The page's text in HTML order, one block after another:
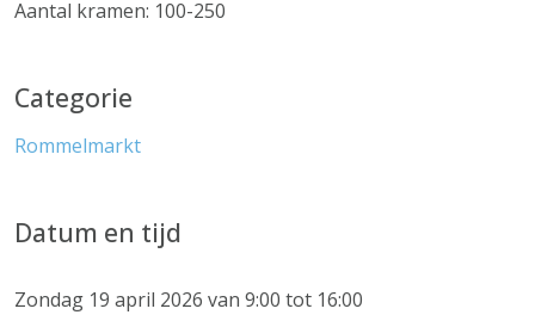
Aantal kramen: 100-250
Categorie
Rommelmarkt
Datum en tijd
Zondag 19 april 2026 van 9:00 tot 16:00